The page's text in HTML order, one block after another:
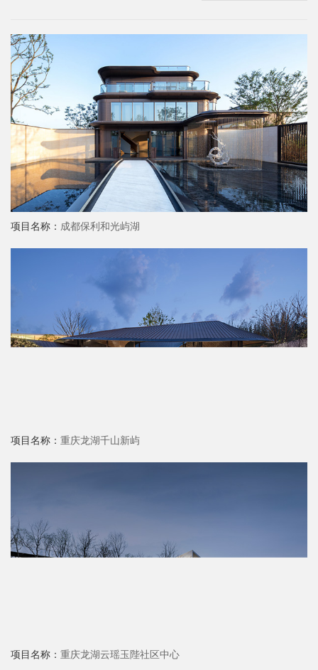
项目名称： 成都保利和光屿湖
项目名称： 重庆龙湖千山新屿
项目名称： 重庆龙湖云瑶玉陛社区中心